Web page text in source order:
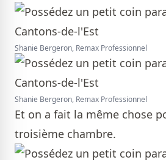
Shanie Bergeron, Remax Professionnel
Shanie Bergeron, Remax Professionnel
Et on a fait la même chose
troisième chambre.